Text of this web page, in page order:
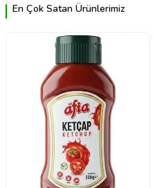
En Çok Satan Ürünlerimiz